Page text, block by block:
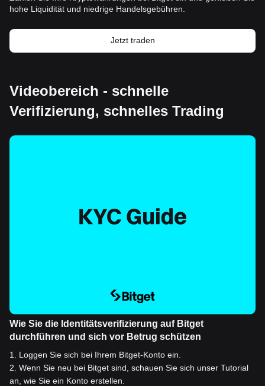
hohe Liquidität und niedrige Handelsgebühren.
Jetzt traden
Videobereich - schnelle
Verifizierung, schnelles Trading
Wie Sie die Identitätsverifizierung auf Bitget
durchführen und sich vor Betrug schützen
1
Loggen Sie sich bei Ihrem Bitget-Konto ein.
2 Wenn Sie neu bei Bitget sind, schauen Sie sich unser Tutorial
an, wie Sie ein Konto erstellen.